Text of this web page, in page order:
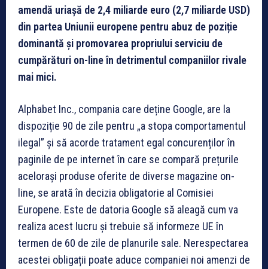
amendă uriașă de 2,4 miliarde euro (2,7 miliarde USD)
din partea Uniunii europene pentru abuz de poziție
dominantă și promovarea propriului serviciu de
cumpărături on-line în detrimentul companiilor rivale
mai mici.
Alphabet Inc., compania care deține Google, are la
dispoziție 90 de zile pentru „a stopa comportamentul
ilegal” și să acorde tratament egal concurenților în
paginile de pe internet în care se compară prețurile
acelorași produse oferite de diverse magazine on-
line, se arată în decizia obligatorie al Comisiei
Europene. Este de datoria Google să aleagă cum va
realiza acest lucru și trebuie să informeze UE în
termen de 60 de zile de planurile sale. Nerespectarea
acestei obligații poate aduce companiei noi amenzi de